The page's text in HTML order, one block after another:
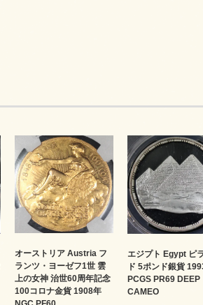
オーストリア Austria フ
ランツ・ヨーゼフ1世 雲
上の女神 治世60周年記念
100コロナ金貨 1908年
エジプト Egypt ピ
ド 5ポンド銀貨
PCGS PR69 DEEP
CAMEO